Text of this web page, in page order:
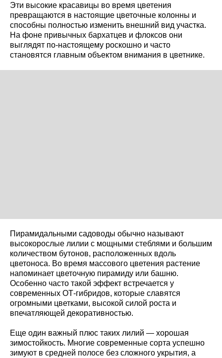
Эти высокие красавицы во время цветения
превращаются в настоящие цветочные колонны и
способны полностью изменить внешний вид участка.
На фоне привычных бархатцев и флоксов они
выглядят по-настоящему роскошно и часто
становятся главным объектом внимания в цветнике.
Пирамидальными садоводы обычно называют
высокорослые лилии с мощными стеблями и большим
количеством бутонов, расположенных вдоль
цветоноса. Во время массового цветения растение
напоминает цветочную пирамиду или башню.
Особенно часто такой эффект встречается у
современных ОТ-гибридов, которые славятся
огромными цветками, высокой силой роста и
впечатляющей декоративностью.
Еще один важный плюс таких лилий — хорошая
зимостойкость. Многие современные сорта успешно
зимуют в средней полосе без сложного укрытия, а